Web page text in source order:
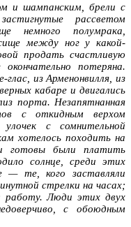
и шампанским, брели с
рассветом
немного полумрака,
между ног у какой-
продать счастливую
потеряна.
из Арменонвилля, из
кабаре и двигались
порта. Незапятнанная
с откидным верхом
с сомнительной
хотелось походить на
готовы были платить
солнце, среди этих
— те, кого заставляли
стрелки на часах;
работу. Люди этих двух
с обоюдным